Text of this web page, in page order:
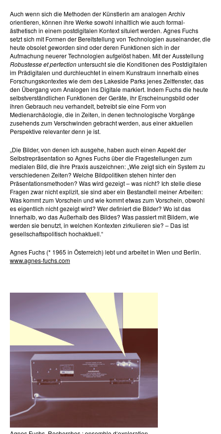
Auch wenn sich die Methoden der Künstlerin am analogen Archiv
orientieren, können ihre Werke sowohl inhaltlich wie auch formal-
ästhetisch in einem postdigitalen Kontext situiert werden. Agnes Fuchs
setzt sich mit Formen der Bereitstellung von Technologien auseinander, die
heute obsolet geworden sind oder deren Funktionen sich in der
Aufmachung neuerer Technologien aufgelöst haben. Mit der Ausstellung
Robustesse et perfectionuntersucht sie die Konditionen des Postdigitalen
im Prädigitalen und durchleuchtet in einem Kunstraum innerhalb eines
Forschungskontextes wie dem des Lakeside Parks jenes Zeitfenster, das
den Übergang vom Analogen ins Digitale markiert. Indem Fuchs die heute
selbstverständlichen Funktionen der Geräte, ihr Erscheinungsbild oder
ihren Gebrauch neu verhandelt, betreibt sie eine Form von
Medienarchäologie, die in Zeiten, in denen technologische Vorgänge
zusehends zum Verschwinden gebracht werden, aus einer aktuellen
Perspektive relevanter denn je ist.
„Die Bilder, von denen ich ausgehe, haben auch einen Aspekt der
Selbstrepräsentation so Agnes Fuchs über die Fragestellungen zum
medialen Bild, die ihre Praxis auszeichnen: „Wie zeigt sich ein System zu
verschiedenen Zeiten? Welche Bildpolitiken stehen hinter den
Präsentationsmethoden? Was wird gezeigt – was nicht? Ich stelle diese
Fragen zwar nicht explizit, sie sind aber ein Bestandteil meiner Arbeiten:
Was kommt zum Vorschein und wie kommt etwas zum Vorschein, obwohl
es eigentlich nicht gezeigt wird? Wer definiert die Bilder? Wo ist das
Innerhalb, wo das Außerhalb des Bildes? Was passiert mit Bildern, wie
werden sie benutzt, in welchen Kontexten zirkulieren sie? – Das ist
gesellschaftspolitisch hochaktuell.“
Agnes Fuchs (* 1965 in Österreich) lebt und arbeitet in Wien und Berlin.
www.agnes-fuchs.com